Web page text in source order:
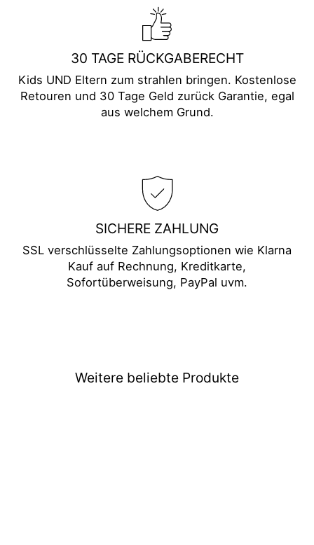
30 TAGE RÜCKGABERECHT
Kids UND Eltern zum strahlen bringen. Kostenlose
Retouren und 30 Tage Geld zurück Garantie, egal
aus welchem Grund.
SICHERE ZAHLUNG
SSL verschlüsselte Zahlungsoptionen wie Klarna
Kauf auf Rechnung, Kreditkarte,
Sofortüberweisung, PayPal uvm.
Weitere beliebte Produkte